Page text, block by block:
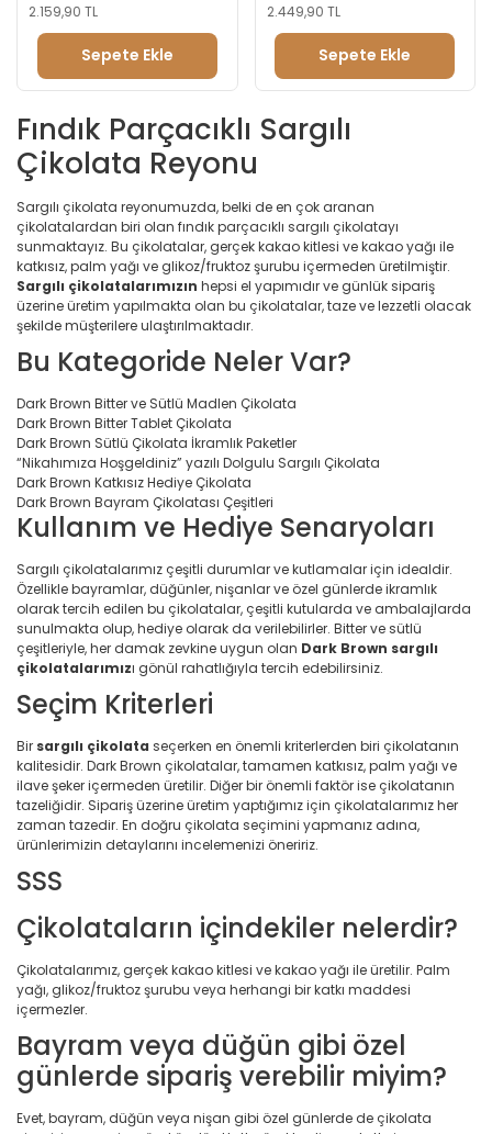
2.159,90 TL
Sepete Ekle
2.449,90 TL
Sepete Ekle
Fındık Parçacıklı Sargılı
Çikolata Reyonu
Sargılı çikolata reyonumuzda, belki de en çok aranan
çikolatalardan biri olan fındık parçacıklı sargılı çikolatayı
sunmaktayız. Bu çikolatalar, gerçek kakao kitlesi ve kakao yağı ile
katkısız, palm yağı ve glikoz/fruktoz şurubu içermeden üretilmiştir.
Sargılı çikolatalarımızın hepsi el yapımıdır ve günlük sipariş
üzerine üretim yapılmakta olan bu çikolatalar, taze ve lezzetli olacak
şekilde müşterilere ulaştırılmaktadır.
Bu Kategoride Neler Var?
Dark Brown Bitter ve Sütlü Madlen Çikolata
Dark Brown Bitter Tablet Çikolata
Dark Brown Sütlü Çikolata İkramlık Paketler
“Nikahımıza Hoşgeldiniz” yazılı Dolgulu Sargılı Çikolata
Dark Brown Katkısız Hediye Çikolata
Dark Brown Bayram Çikolatası Çeşitleri
Kullanım ve Hediye Senaryoları
Sargılı çikolatalarımız çeşitli durumlar ve kutlamalar için idealdir.
Özellikle bayramlar, düğünler, nişanlar ve özel günlerde ikramlık
olarak tercih edilen bu çikolatalar, çeşitli kutularda ve ambalajlarda
sunulmakta olup, hediye olarak da verilebilirler. Bitter ve sütlü
çeşitleriyle, her damak zevkine uygun olan Dark Brown sargılı
çikolatalarımızı gönül rahatlığıyla tercih edebilirsiniz.
Seçim Kriterleri
Bir sargılı çikolata seçerken en önemli kriterlerden biri çikolatanın
kalitesidir. Dark Brown çikolatalar, tamamen katkısız, palm yağı ve
ilave şeker içermeden üretilir. Diğer bir önemli faktör ise çikolatanın
tazeliğidir. Sipariş üzerine üretim yaptığımız için çikolatalarımız her
zaman tazedir. En doğru çikolata seçimini yapmanız adına,
ürünlerimizin detaylarını incelemenizi öneririz.
SSS
Çikolataların içindekiler nelerdir?
Çikolatalarımız, gerçek kakao kitlesi ve kakao yağı ile üretilir. Palm
yağı, glikoz/fruktoz şurubu veya herhangi bir katkı maddesi
içermezler.
Bayram veya düğün gibi özel
günlerde sipariş verebilir miyim?
Evet, bayram, düğün veya nişan gibi özel günlerde de çikolata